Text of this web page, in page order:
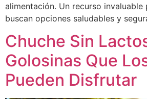
alimentación. Un recurso invaluable
buscan opciones saludables y
Chuche Sin
Golosinas Que
Pueden Disfrutar